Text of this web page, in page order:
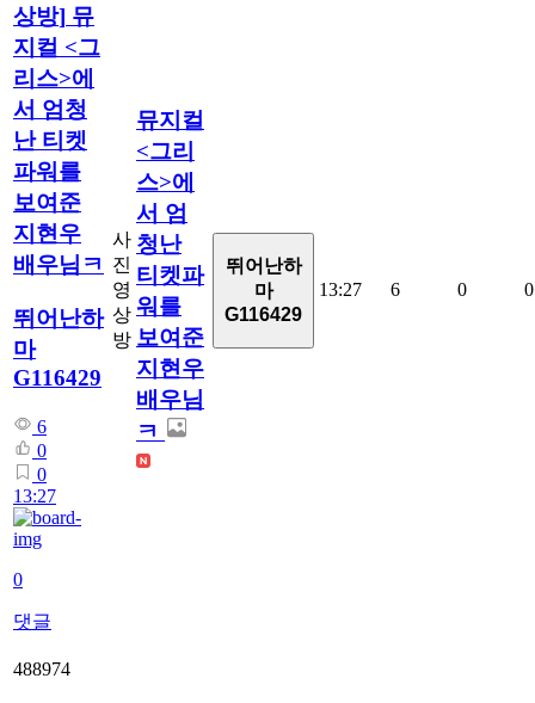
상방] 뮤
지컬 <그
리스>에
서 엄청
난 티켓
파워를
보여준
지현우
배우님ㅋ
뛰어난하
마
G116429
6
0
0
13:27
0
댓글
사
진
영
상
방
뮤지컬
<그리
스>에
서 엄
청난
티켓파
워를
보여준
지현우
배우님
ㅋ
뛰어난하
마
G116429
13:27 6 0 0
488974